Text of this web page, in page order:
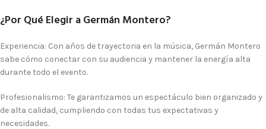
¿Por Qué Elegir a Germán Montero?
Experiencia: Con años de trayectoria en la música, Germán Montero
sabe cómo conectar con su audiencia y mantener la energía alta
durante todo el evento.
Profesionalismo: Te garantizamos un espectáculo bien organizado y
de alta calidad, cumpliendo con todas tus expectativas y
necesidades.